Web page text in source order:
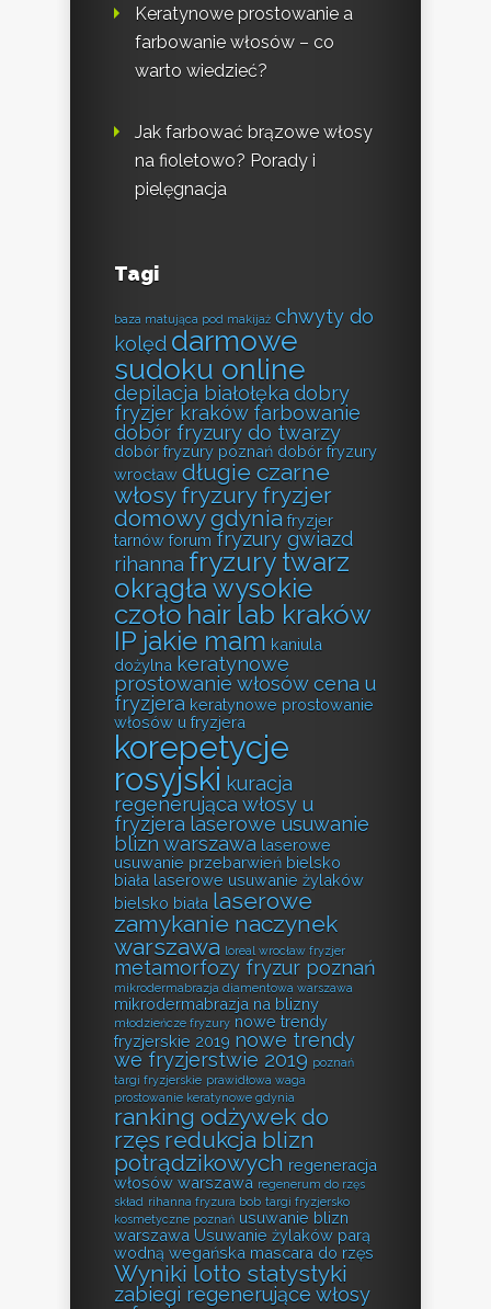
Keratynowe prostowanie a
farbowanie włosów – co
warto wiedzieć?
Jak farbować brązowe włosy
na fioletowo? Porady i
pielęgnacja
Tagi
baza matująca pod makijaż chwyty do
kolęd darmowe
sudoku online
depilacja białołęka dobry
fryzjer kraków farbowanie
dobór fryzury do twarzy
dobór fryzury poznań dobór fryzury
wrocław długie czarne
włosy fryzury fryzjer
domowy gdynia fryzjer
tarnów forum fryzury gwiazd
rihanna fryzury twarz
okrągła wysokie
czoło hair lab kraków
IP jakie mam kaniula
dożylna keratynowe
prostowanie włosów cena u
fryzjera keratynowe prostowanie
włosów u fryzjera
korepetycje
rosyjski kuracja
regenerująca włosy u
fryzjera laserowe usuwanie
blizn warszawa laserowe
usuwanie przebarwień bielsko
biała laserowe usuwanie żylaków
bielsko biała laserowe
zamykanie naczynek
warszawa
loreal wrocław fryzjer
metamorfozy fryzur poznań
mikrodermabrazja diamentowa warszawa
mikrodermabrazja na blizny
młodzieńcze fryzury nowe trendy
fryzjerskie 2019 nowe trendy
we fryzjerstwie 2019 poznań
targi fryzjerskie prawidłowa waga
prostowanie keratynowe gdynia
ranking odżywek do
rzęs redukcja blizn
potrądzikowych regeneracja
włosów warszawa regenerum do rzęs
skład rihanna fryzura bob targi fryzjersko
kosmetyczne poznań usuwanie blizn
warszawa Usuwanie żylaków parą
wodną wegańska mascara do rzęs
Wyniki lotto statystyki
zabiegi regenerujące włosy